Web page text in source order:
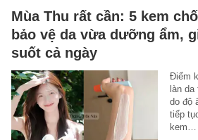
Mùa Thu rất cần: 5 kem
bảo vệ da vừa dưỡng ẩm,
suốt cả ngày
Điểm
làn
do độ
tiếp
kem…